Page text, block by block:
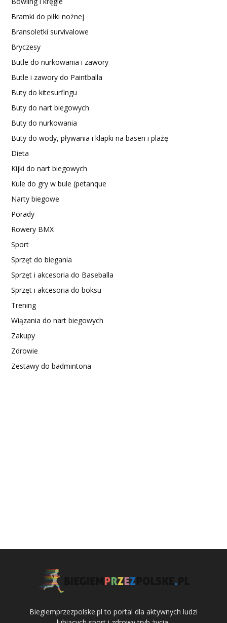
Bramki do piłki nożnej
Bransoletki survivalowe
Bryczesy
Butle do nurkowania i zawory
Butle i zawory do Paintballa
Buty do kitesurfingu
Buty do nart biegowych
Buty do nurkowania
Buty do wody, pływania i klapki na basen i plażę
Dieta
Kijki do nart biegowych
Kule do gry w bule (petanque
Narty biegowe
Porady
Rowery BMX
Sport
Sprzęt do biegania
Sprzęt i akcesoria do Baseballa
Sprzęt i akcesoria do boksu
Trening
Wiązania do nart biegowych
Zakupy
Zdrowie
Zestawy do badmintona
Biegiemprzezpolske.pl to portal dla aktywnych ludzi